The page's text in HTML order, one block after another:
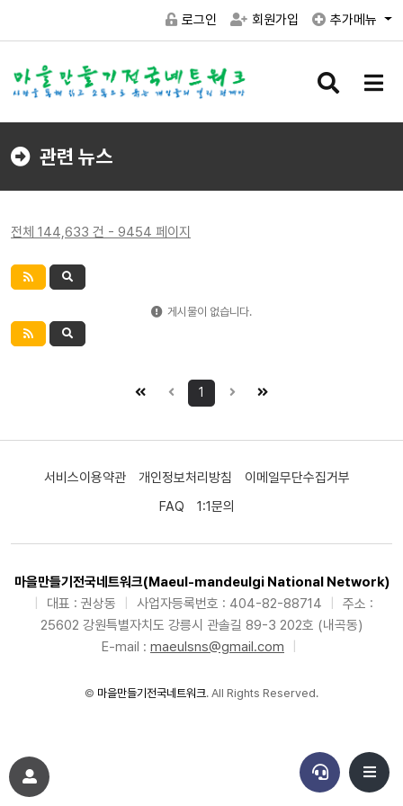
로그인 회원가입 추가메뉴
검
버
메
버
관련 뉴스
전체 144,633 건 - 9454 페이지
게시물이 없습니다.
1
서비스이용약관 개인정보처리방침
이메일무단수집거부
FAQ
1:1문의
마을만들기전국네트워크(Maeul-mandeulgi National Network)
대표 : 권상동 사업자등록번호 : 404-82-88714
주소 :
25602 강원특별자치도 강릉시 관솔길 89-3 202호 (내곡동)
E-mail : maeulsns@gmail.com
© 마을만들기전국네트워크. All Rights Reserved.